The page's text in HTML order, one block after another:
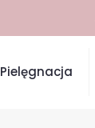
Pielęgnacja